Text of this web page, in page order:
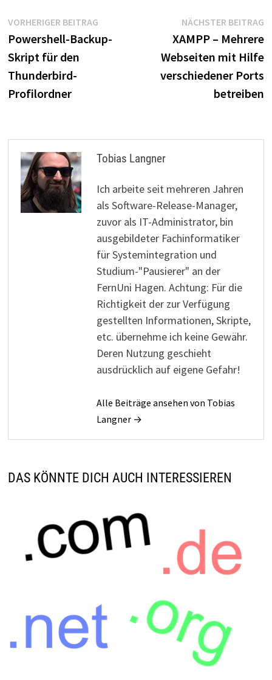
Beitragsnavigation
VORHERIGER BEITRAGVorheriger
Beitrag:
Powershell-Backup-
Skript für den
Thunderbird-
Profilordner
NÄCHSTER BEITRAG
XAMPP – Mehrere
Webseiten mit Hilfe
verschiedener Ports
betreiben
Tobias Langner
Ich arbeite seit mehreren Jahren
als Software-Release-Manager,
zuvor als IT-Administrator, bin
ausgebildeter Fachinformatiker
für Systemintegration und
Studium-"Pausierer" an der
FernUni Hagen. Achtung: Für die
Richtigkeit der zur Verfügung
gestellten Informationen, Skripte,
etc. übernehme ich keine Gewähr.
Deren Nutzung geschieht
ausdrücklich auf eigene Gefahr!
Alle Beiträge ansehen von Tobias
Langner →
DAS KÖNNTE DICH AUCH INTERESSIEREN